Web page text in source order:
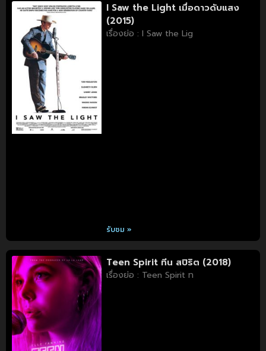
I Saw the Light เมื่อดาวดับแสง
(2015)
เรื่องย่อ : I Saw the Lig
รับชม »
Teen Spirit ทีน สปิริต (2018)
เรื่องย่อ : Teen Spirit ท